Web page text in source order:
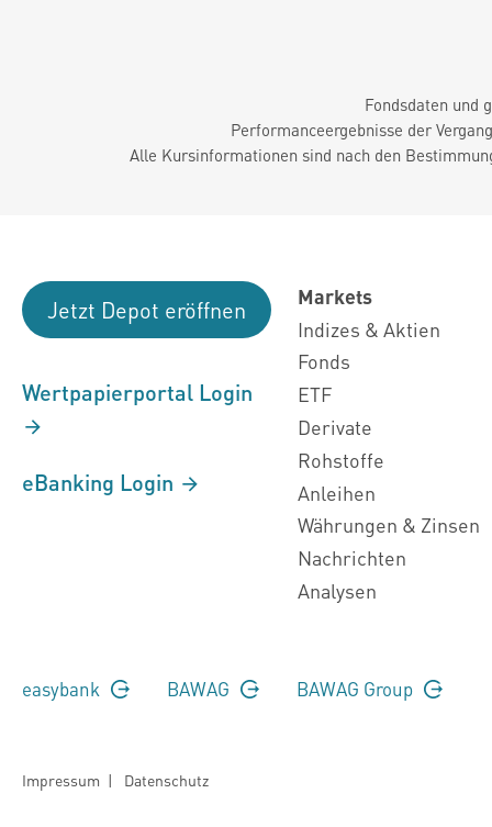
Fondsdaten und
Performanceergebnisse der
Alle Kursinformationen sind nach den
Jetzt Depot eröffnen
Wertpapierportal Login
eBanking Login
Markets
Indizes & Aktien
Fonds
ETF
Derivate
Rohstoffe
Anleihen
Währungen & Zinsen
Nachrichten
Analysen
easybank BAWAG BAWAG Group
Impressum | Datenschutz